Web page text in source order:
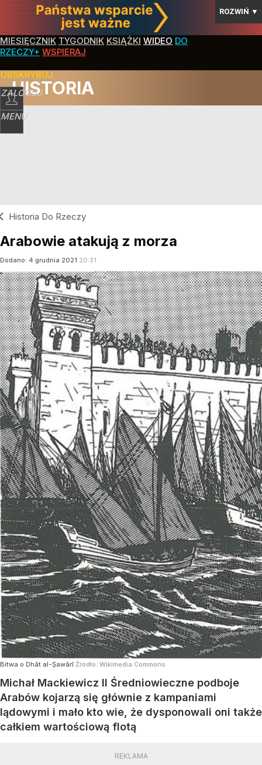
ROZWIŃ ▼
MIESIĘCZNIK TYGODNIK KSIĄŻKI WIDEO DO
RZECZY+ WSPIERAJ
ZALOGUJ
MENU
HISTORIA
Historia Do Rzeczy
Arabowie atakują z morza
Dodano: 4 grudnia 2021 20:31
Bitwa o Dhāt al-Ṣawārī Źródło: Wikimedia Commons
Michał Mackiewicz II Średniowieczne podboje
Arabów kojarzą się głównie z kampaniami
lądowymi i mało kto wie, że dysponowali oni także
całkiem wartościową flotą